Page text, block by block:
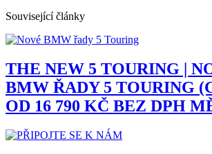
Související články
THE NEW 5 TOURING |
BMW ŘADY 5 TOURING
OD 16 790 KČ BEZ DPH